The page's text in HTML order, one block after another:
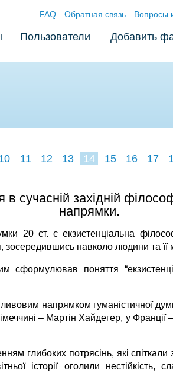
FAQ Обратная связь Вопросы
Пользователи Добавить
11 12 13 14 15 16 17
в сучасній західній
напрямки.
20 ст. є екзистенціальна
зосередившись навколо людини та її
сформулював поняття
напрямком гуманістичної
– Мартін Хайдегер, у
глибоких потрясінь, які спіткали
історії оголили нестійкість,